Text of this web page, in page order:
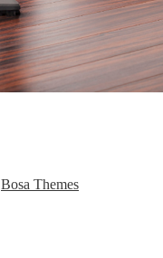
Bosa Themes